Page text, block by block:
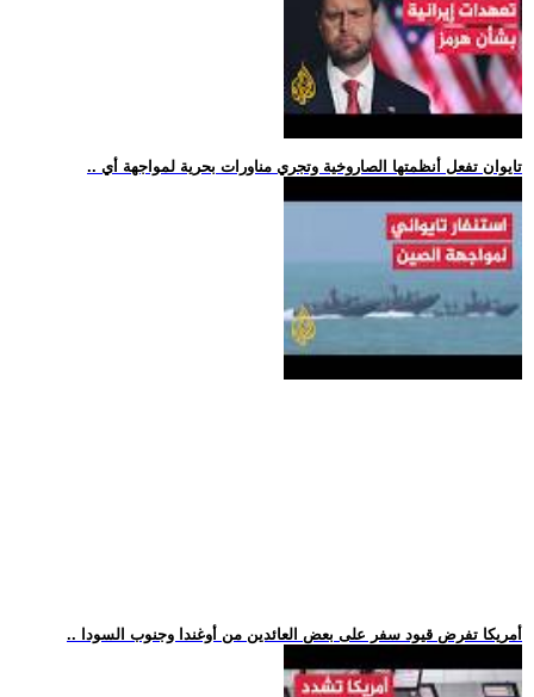
.. تايوان تفعل أنظمتها الصاروخية وتجري مناورات بحرية لمواجهة أي
.. أمريكا تفرض قيود سفر على بعض العائدين من أوغندا وجنوب السودا